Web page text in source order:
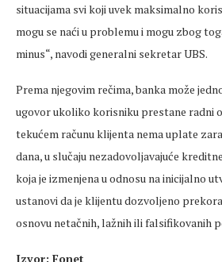
situacijama svi koji uvek maksimalno
mogu se naći u problemu i mogu zbog
minus“, navodi generalni sekretar UBS.
Prema njegovim rečima, banka može
ugovor ukoliko korisniku prestane radni
tekućem računu klijenta nema uplate
dana, u slučaju nezadovoljavajuće
koja je izmenjena u odnosu na inicijalno
ustanovi da je klijentu dozvoljeno
osnovu netačnih, lažnih ili falsifikovanih
Izvor: Fonet